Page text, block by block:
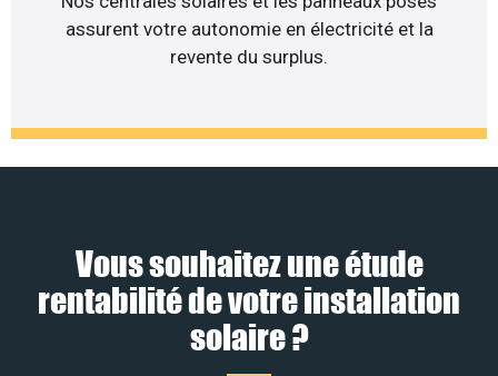
assurent votre autonomie en électricité et la
revente du surplus.
Vous souhaitez une étude
rentabilité de votre installation
solaire ?